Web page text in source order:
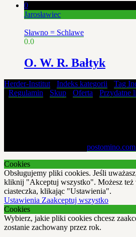
0
Jarosławiec
Sławno = Schlawe
0.0
O. W. R. Bałtyk
Herder-Institut- Indeks kategorii Tag
Regulamin Skup Oferta Przydatne
Cookies
Obsługujemy pliki cookies. Jeśli
kliknij "Akceptuj wszystko". Możesz też
ciasteczka, klikając "Ustawienia".
Ustawienia Zaakceptuj wszystko
Cookies
Wybierz, jakie pliki cookies chcesz
zostanie zachowany przez rok.